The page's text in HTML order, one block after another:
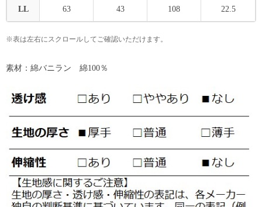
LL 63 43 108 22.5
※表は左右にスクロールしてご確認いただけます。
素材：綿バニラン 綿100％